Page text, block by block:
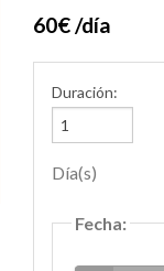
60€ /día
Duración:
Día(s)
Fecha: